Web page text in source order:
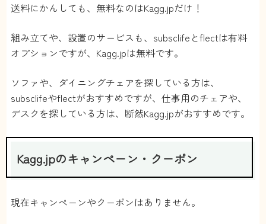
送料にかんしても、無料なのはKagg.jpだけ！
組み立てや、設置のサービスも、subsclifeとflectは有料
オプションですが、Kagg.jpは無料です。
ソファや、ダイニングチェアを探している方は、
subsclifeやflectがおすすめですが、仕事用のチェアや、
デスクを探している方は、断然Kagg.jpがおすすめです。
Kagg.jpのキャンペーン・クーポン
現在キャンペーンやクーポンはありません。